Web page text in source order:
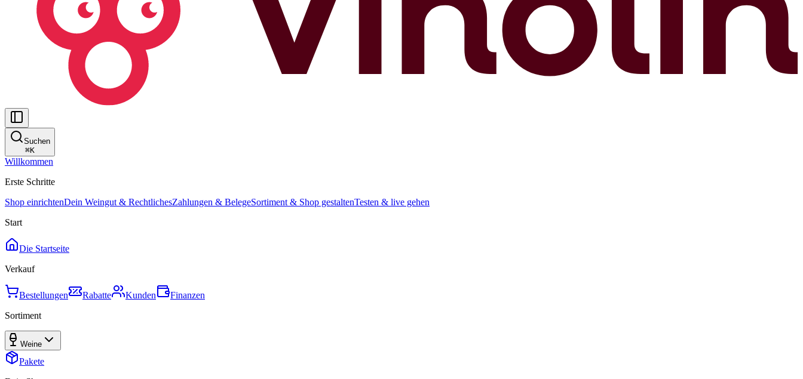
Suchen
⌘K
Willkommen
Erste Schritte
Shop einrichtenDein Weingut & RechtlichesZahlungen & BelegeSortiment & Shop gestaltenTesten & live gehen
Start
Die Startseite
Verkauf
Bestellungen Rabatte Kunden
Finanzen
Sortiment
Weine
Pakete